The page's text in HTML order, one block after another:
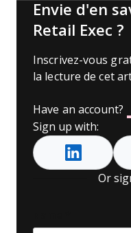
Envie d'en
Retail Exec ?
Inscrivez-vous
la lecture de cet
Have an account?
Sign up with:
Or